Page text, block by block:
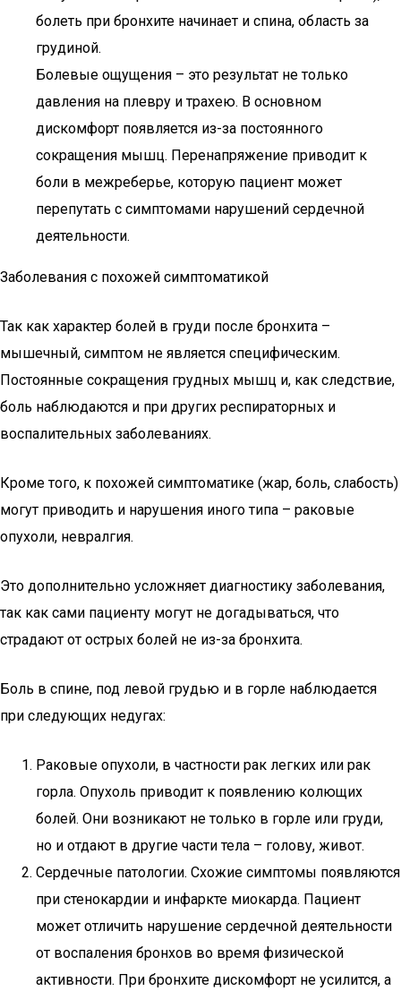
болеть при бронхите начинает и спина, область за
грудиной.
Болевые ощущения – это результат не только
давления на плевру и трахею. В основном
дискомфорт появляется из-за постоянного
сокращения мышц. Перенапряжение приводит к
боли в межреберье, которую пациент может
перепутать с симптомами нарушений сердечной
деятельности.
Заболевания с похожей симптоматикой
Так как характер болей в груди после бронхита –
мышечный, симптом не является специфическим.
Постоянные сокращения грудных мышц и, как следствие,
боль наблюдаются и при других респираторных и
воспалительных заболеваниях.
Кроме того, к похожей симптоматике (жар, боль, слабость)
могут приводить и нарушения иного типа – раковые
опухоли, невралгия.
Это дополнительно усложняет диагностику заболевания,
так как сами пациенту могут не догадываться, что
страдают от острых болей не из-за бронхита.
Боль в спине, под левой грудью и в горле наблюдается
при следующих недугах:
Раковые опухоли, в частности рак легких или рак
горла. Опухоль приводит к появлению колющих
болей. Они возникают не только в горле или груди,
но и отдают в другие части тела – голову, живот.
Сердечные патологии. Схожие симптомы появляются
при стенокардии и инфаркте миокарда. Пациент
может отличить нарушение сердечной деятельности
от воспаления бронхов во время физической
активности. При бронхите дискомфорт не усилится, а